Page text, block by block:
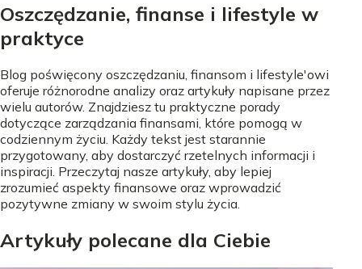
Oszczędzanie, finanse i lifestyle w
praktyce
Blog poświęcony oszczędzaniu, finansom i lifestyle'owi
oferuje różnorodne analizy oraz artykuły napisane przez
wielu autorów. Znajdziesz tu praktyczne porady
dotyczące zarządzania finansami, które pomogą w
codziennym życiu. Każdy tekst jest starannie
przygotowany, aby dostarczyć rzetelnych informacji i
inspiracji. Przeczytaj nasze artykuły, aby lepiej
zrozumieć aspekty finansowe oraz wprowadzić
pozytywne zmiany w swoim stylu życia.
Artykuły polecane dla Ciebie